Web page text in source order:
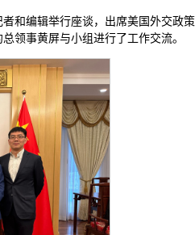
和编辑举行座谈，出席美国外交政策
领事黄屏与小组进行了工作交流。